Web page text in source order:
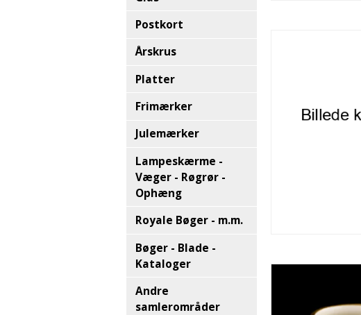
Postkort
Årskrus
Platter
Frimærker
Julemærker
Lampeskærme -
Væger - Røgrør -
Ophæng
Royale Bøger - m.m.
Bøger - Blade -
Kataloger
Andre
samlerområder